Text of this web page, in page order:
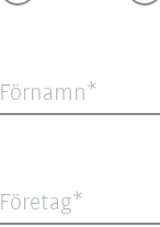
Förnamn
Företag